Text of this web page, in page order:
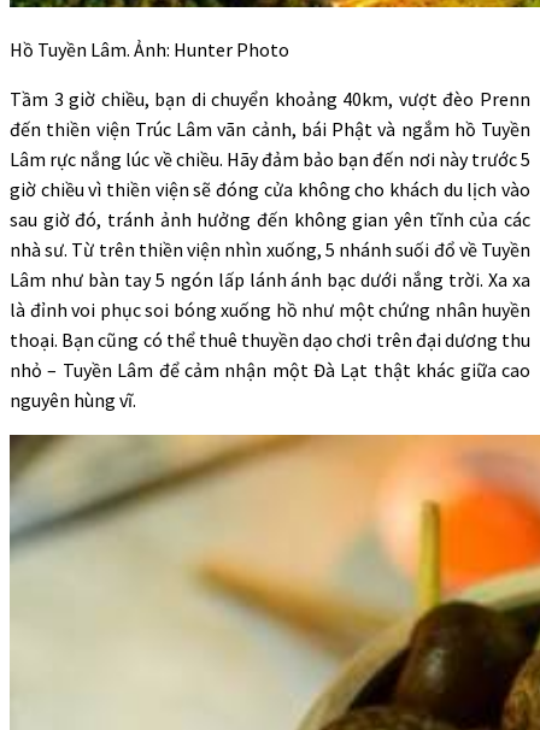
Hồ Tuyền Lâm. Ảnh: Hunter Photo
Tầm 3 giờ chiều, bạn di chuyển khoảng 40km, vượt đèo Prenn
đến thiền viện Trúc Lâm vãn cảnh, bái Phật và ngắm hồ Tuyền
Lâm rực nắng lúc về chiều. Hãy đảm bảo bạn đến nơi này trước 5
giờ chiều vì thiền viện sẽ đóng cửa không cho khách du lịch vào
sau giờ đó, tránh ảnh hưởng đến không gian yên tĩnh của các
nhà sư. Từ trên thiền viện nhìn xuống, 5 nhánh suối đổ về Tuyền
Lâm như bàn tay 5 ngón lấp lánh ánh bạc dưới nắng trời. Xa xa
là đỉnh voi phục soi bóng xuống hồ như một chứng nhân huyền
thoại. Bạn cũng có thể thuê thuyền dạo chơi trên đại dương thu
nhỏ – Tuyền Lâm để cảm nhận một Đà Lạt thật khác giữa cao
nguyên hùng vĩ.